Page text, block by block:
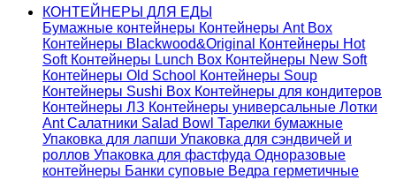
КОНТЕЙНЕРЫ ДЛЯ ЕДЫ
Бумажные контейнеры Контейнеры Ant Box
Контейнеры Blackwood&Original
Контейнеры Hot
Soft Контейнеры Lunch Box Контейнеры New Soft
Контейнеры Old School Контейнеры Soup
Контейнеры Sushi Box Контейнеры для кондитеров
Контейнеры ЛЗ Контейнеры универсальные Лотки
AntСалатники Salad Bowl Тарелки бумажные
Упаковка для лапши Упаковка для сэндвичей и
роллов Упаковка для фастфуда Одноразовые
контейнеры Банки суповые Ведра герметичные